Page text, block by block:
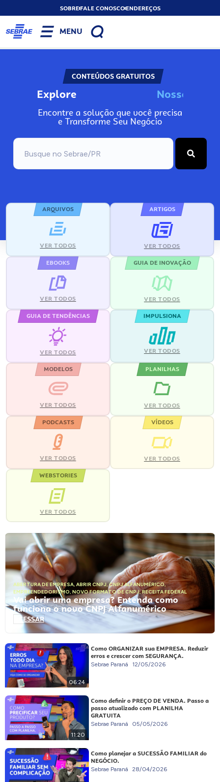
SOBREFALE CONOSCOENDEREÇOS
MENU
CONTEÚDOS GRATUITOS
Explore Nosso
Encontre a solução que você precisa
e Transforme Seu Negócio
ARQUIVOS
VER TODOS
ARTIGOS
VER TODOS
EBOOKS
VER TODOS
GUIA DE INOVAÇÃO
VER TODOS
GUIA DE TENDÊNCIAS
VER TODOS
IMPULSIONA
VER TODOS
MODELOS
VER TODOS
PLANILHAS
VER TODOS
PODCASTS
VER TODOS
VÍDEOS
VER TODOS
WEBSTORIES
VER TODOS
ABERTURA DE EMPRESA, ABRIR CNPJ,CNPJ ALFANUMÉRICO,
EMPREENDEDORISMO, NOVO FORMATO DE CNPJ,RECEITA FEDERAL
Vai abrir uma empresa? Entenda como
funciona o novo CNPJ Alfanumérico
ACESSAR
06:24
Como ORGANIZAR sua EMPRESA. Reduzir
erros e crescer com SEGURANÇA.
Sebrae Paraná 12/05/2026
11:20
Como definir o PREÇO DE VENDA. Passo a
passo atualizado com PLANILHA
GRATUITA
Sebrae Paraná 05/05/2026
Como planejar a SUCESSÃO FAMILIAR do
NEGÓCIO.
Sebrae Paraná 28/04/2026